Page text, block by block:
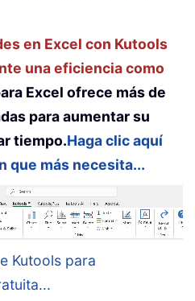
en Excel con Kutools
una eficiencia como
Excel ofrece más de
para aumentar su
tiempo.Haga clic aquí
que más necesita...
Kutools para